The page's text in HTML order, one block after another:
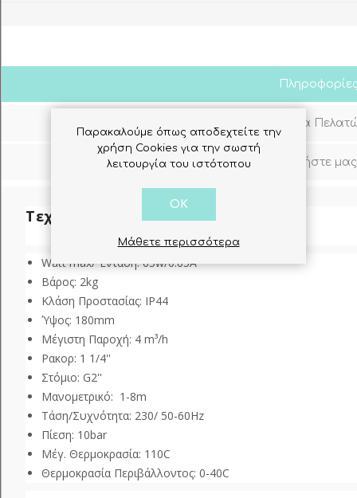
Σχόλια
Ρωτήστε μας
Τεχνικά Χαρακτηριστικά:
Watt max/ Ένταση: 65w/0.65Α
Βάρος: 2kg
Κλάση Προστασίας: IP44
Ύψος: 180mm
Μέγιστη Παροχή: 4 m³/h
Ρακορ: 1 1/4''
Στόμιο: G2''
Μανομετρικό: 1-8m
Τάση/Συχνότητα: 230/ 50-60Hz
Πίεση: 10bar
Μέγ. Θερμοκρασία: 110C
Θερμοκρασία Περιβάλλοντος: 0-40C
Παρακαλούμε όπως αποδεχτείτε την
χρήση Cookies για την σωστή
λειτουργία του ιστότοπου
OK
Μάθετε περισσότερα